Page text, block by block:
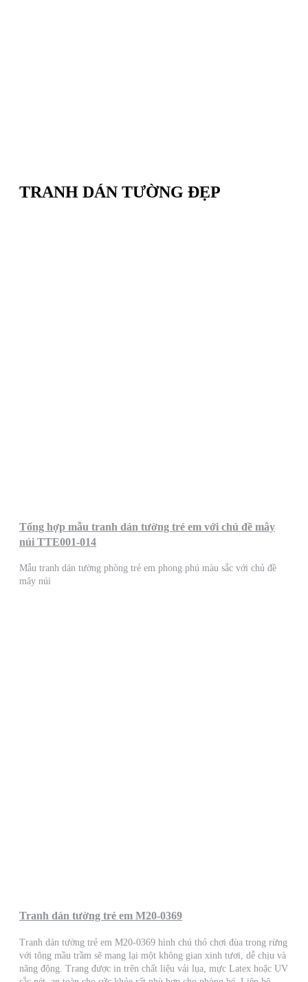
TRANH DÁN TƯỜNG ĐẸP
Tổng hợp mẫu tranh dán tường trẻ em với chủ đề mây
núi TTE001-014
Mẫu tranh dán tường phòng trẻ em phong phú màu sắc với chủ đề
mây núi
Tranh dán tường trẻ em M20-0369
Tranh dán tường trẻ em M20-0369 hình chú thỏ chơi đùa trong rừng
với tông mầu trầm sẽ mang lại một không gian xinh tươi, dễ chịu và
năng động. Trang được in trên chất liệu vải lụa, mực Latex hoặc UV